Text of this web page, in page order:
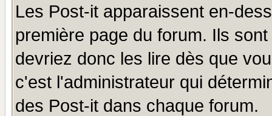
Les Post-it apparaissent en-
première page du forum. Ils
devriez donc les lire dès que
c'est l'administrateur qui
des Post-it dans chaque forum.